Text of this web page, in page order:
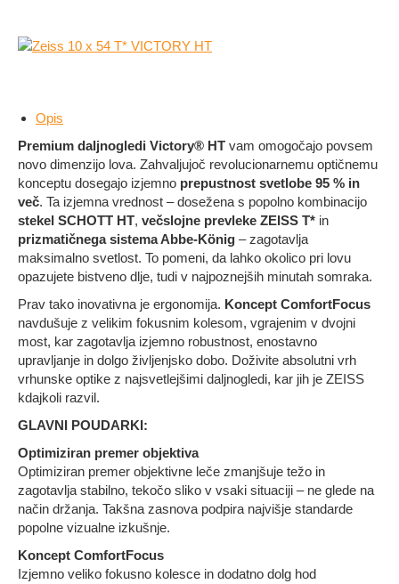
Opis
Premium daljnogledi Victory® HT vam omogočajo povsem
novo dimenzijo lova. Zahvaljujoč revolucionarnemu optičnemu
konceptu dosegajo izjemno prepustnost svetlobe 95 % in
več. Ta izjemna vrednost – dosežena s popolno kombinacijo
stekel SCHOTT HT, večslojne prevleke ZEISS T* in
prizmatičnega sistema Abbe-König – zagotavlja
maksimalno svetlost. To pomeni, da lahko okolico pri lovu
opazujete bistveno dlje, tudi v najpoznejših minutah somraka.
Prav tako inovativna je ergonomija. Koncept ComfortFocus
navdušuje z velikim fokusnim kolesom, vgrajenim v dvojni
most, kar zagotavlja izjemno robustnost, enostavno
upravljanje in dolgo življenjsko dobo. Doživite absolutni vrh
vrhunske optike z najsvetlejšimi daljnogledi, kar jih je ZEISS
kdajkoli razvil.
GLAVNI POUDARKI:
Optimiziran premer objektiva
Optimiziran premer objektivne leče zmanjšuje težo in
zagotavlja stabilno, tekočo sliko v vsaki situaciji – ne glede na
način držanja. Takšna zasnova podpira najvišje standarde
popolne vizualne izkušnje.
Koncept ComfortFocus
Izjemno veliko fokusno kolesce in dodatno dolg hod